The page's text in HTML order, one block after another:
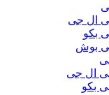
ال جی
بکو
بوش
ال جی
بکو